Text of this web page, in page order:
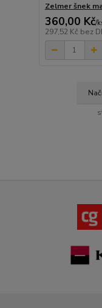
Zelmer šnek
360,00 Kč/
297,52 Kč bez